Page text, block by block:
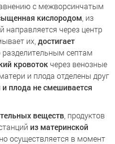
с межворсинчатым
кислородом , из
направляется через центр
их, достигает
разделительным септам
кровотокчерез венозные
и плода отделены друг
плода не смешивается
веществ , продуктов
из материнской
осуществляется в момент